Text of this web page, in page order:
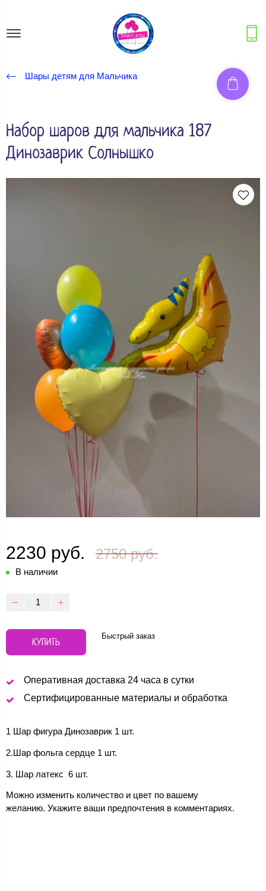
Шары детям для Мальчика
Набор шаров для мальчика 187
Динозаврик Солнышко
2230 руб. 2750 руб.
В наличии
КУПИТЬ Быстрый заказ
Оперативная доставка 24 часа в сутки
Сертифицированные материалы и обработка
1 Шар фигура Динозаврик 1 шт.
2.Шар фольга сердце 1 шт.
3. Шар латекс 6 шт.
Можно изменить количество и цвет по вашему
желанию. Укажите ваши предпочтения в комментариях.